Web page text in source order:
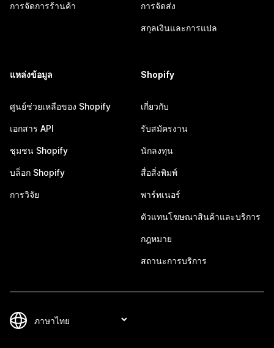
การจัดการร้านค้า การจัดส่ง
สกุลเงินและการแปล
แหล่งข้อมูล
ศูนย์ช่วยเหลือของ Shopify
เอกสาร API
ชุมชน Shopify
บล็อก Shopify
การวิจัย
Shopify
เกี่ยวกับ
รับสมัครงาน
นักลงทุน
สื่อสิ่งพิมพ์
พาร์ทเนอร์
ตัวแทนโฆษณาสินค้าและบริการ
กฎหมาย
สถานะการบริการ